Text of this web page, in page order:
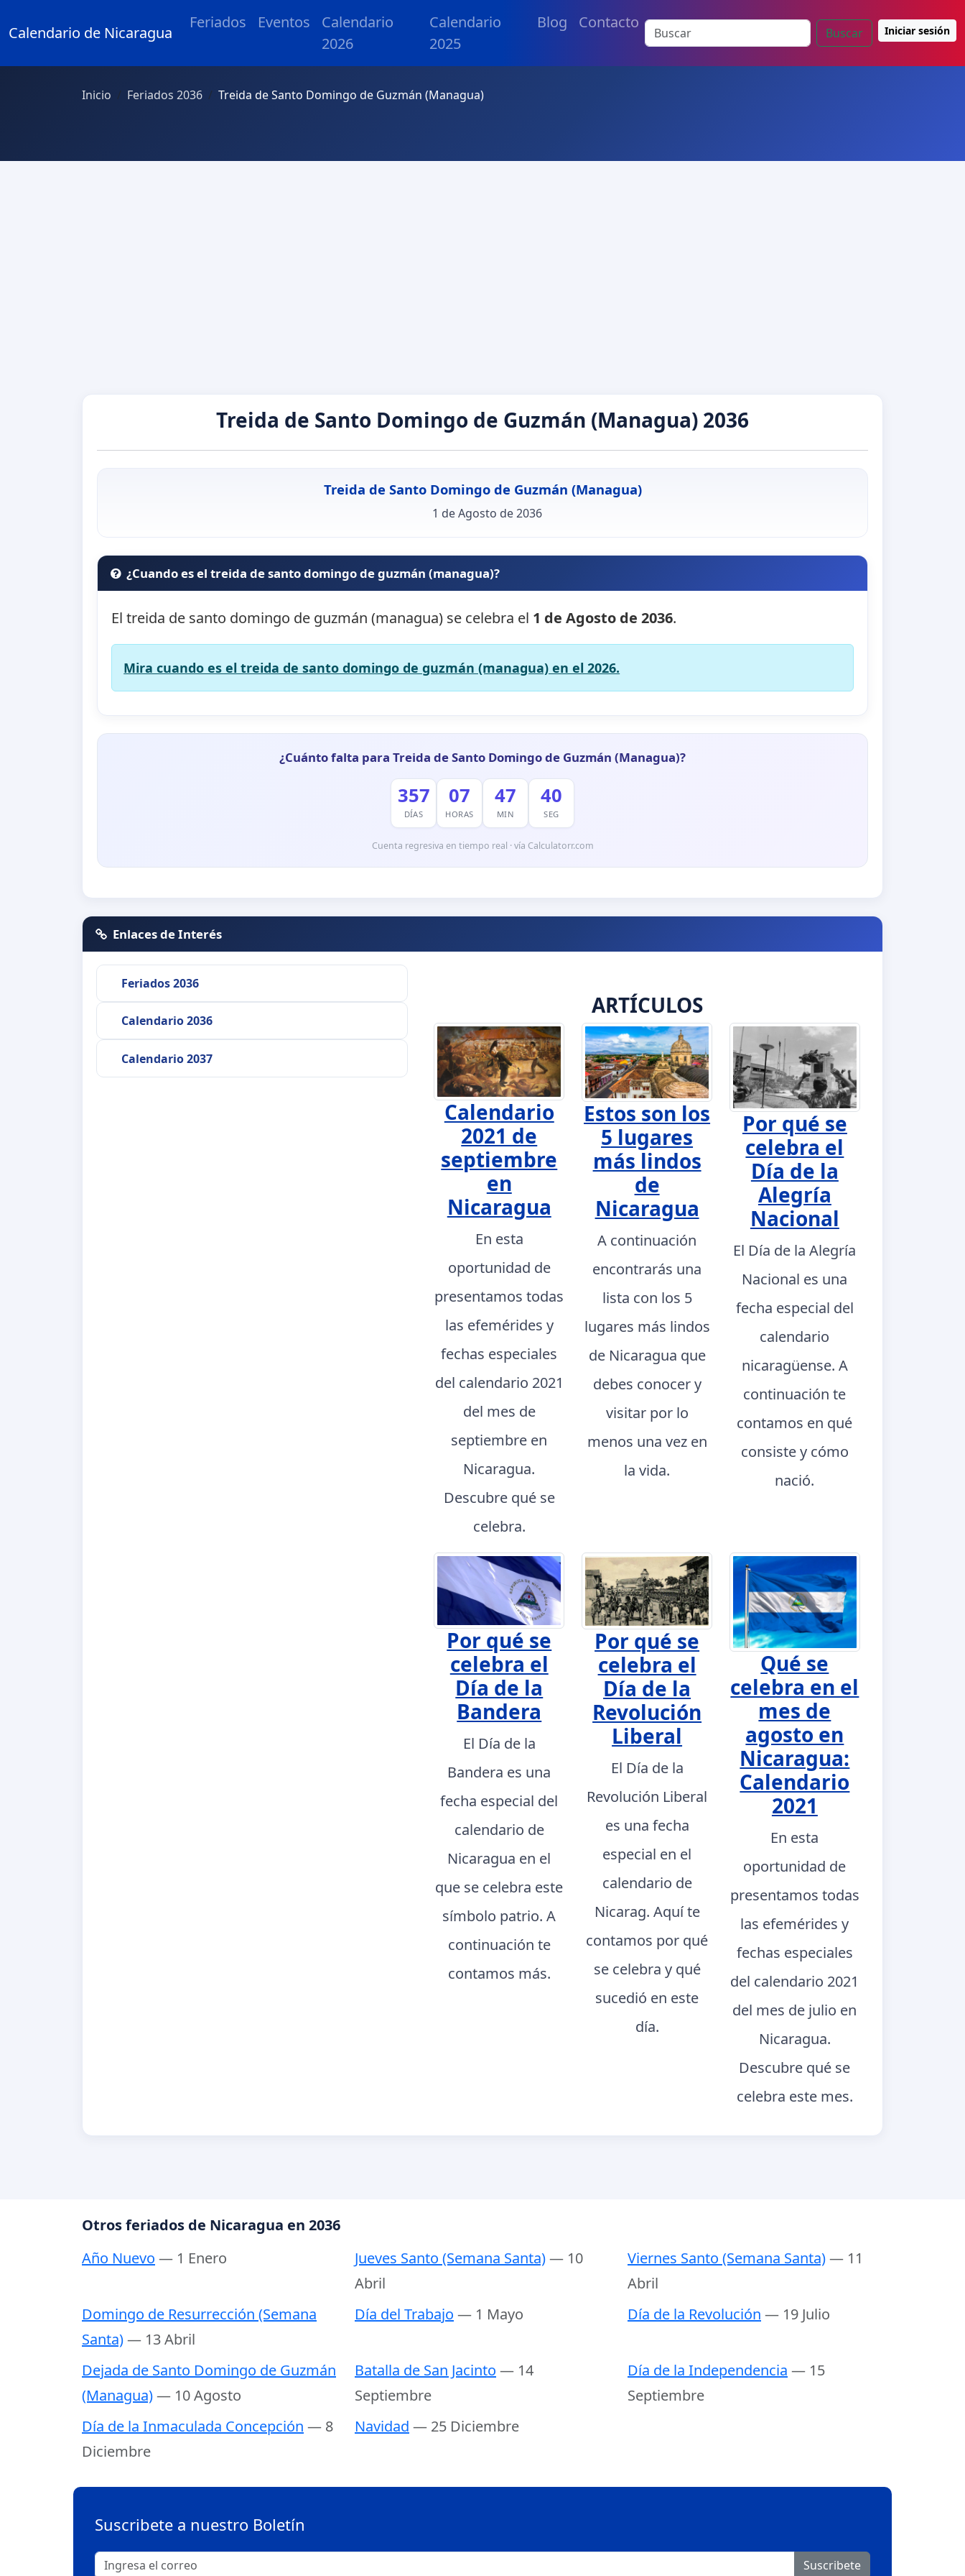
Calendario de Nicaragua
Feriados Eventos
Calendario
2026
Calendario
2025
Blog Contacto
Buscar Iniciar sesión
Inicio Feriados 2036 Treida de Santo Domingo de Guzmán (Managua)
Treida de Santo Domingo de Guzmán (Managua) 2036
Treida de Santo Domingo de Guzmán (Managua)
1 de Agosto de 2036
¿Cuando es el treida de santo domingo de guzmán (managua)?
El treida de santo domingo de guzmán (managua) se celebra el 1 de Agosto de 2036.
Mira cuando es el treida de santo domingo de guzmán (managua) en el 2026.
¿Cuánto falta para Treida de Santo Domingo de Guzmán (Managua)?
357
DÍAS
07
HORAS
47
MIN
39
SEG
Cuenta regresiva en tiempo real · vía Calculatorr.com
Enlaces de Interés
Feriados 2036
Calendario 2036
Calendario 2037
ARTÍCULOS
Calendario
2021 de
septiembre
en
Nicaragua
En esta
oportunidad de
presentamos todas
las efemérides y
fechas especiales
del calendario 2021
del mes de
septiembre en
Nicaragua.
Descubre qué se
celebra.
Estos son los
5 lugares
más lindos
de
Nicaragua
A continuación
encontrarás una
lista con los 5
lugares más lindos
de Nicaragua que
debes conocer y
visitar por lo
menos una vez en
la vida.
Por qué se
celebra el
Día de la
Alegría
Nacional
El Día de la Alegría
Nacional es una
fecha especial del
calendario
nicaragüense. A
continuación te
contamos en qué
consiste y cómo
nació.
Por qué se
celebra el
Día de la
Bandera
El Día de la
Bandera es una
fecha especial del
calendario de
Nicaragua en el
que se celebra este
símbolo patrio. A
continuación te
contamos más.
Por qué se
celebra el
Día de la
Revolución
Liberal
El Día de la
Revolución Liberal
es una fecha
especial en el
calendario de
Nicarag. Aquí te
contamos por qué
se celebra y qué
sucedió en este
día.
Qué se
celebra en el
mes de
agosto en
Nicaragua:
Calendario
2021
En esta
oportunidad de
presentamos todas
las efemérides y
fechas especiales
del calendario 2021
del mes de julio en
Nicaragua.
Descubre qué se
celebra este mes.
Otros feriados de Nicaragua en 2036
Año Nuevo — 1 Enero Jueves Santo (Semana Santa)— 10
Abril
Viernes Santo (Semana Santa)— 11
Abril
Domingo de Resurrección (Semana
Santa)— 13 Abril
Día del Trabajo — 1 Mayo Día de la Revolución — 19 Julio
Dejada de Santo Domingo de Guzmán
(Managua)— 10 Agosto
Batalla de San Jacinto — 14
Septiembre
Día de la Independencia — 15
Septiembre
Día de la Inmaculada Concepción — 8
Diciembre
Navidad — 25 Diciembre
Suscribete a nuestro Boletín
Suscribete